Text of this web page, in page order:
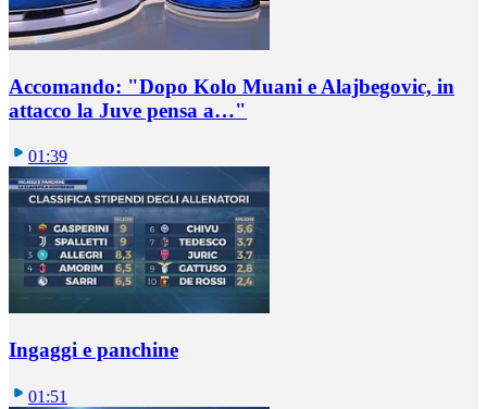
Accomando: "Dopo Kolo Muani e Alajbegovic, in
attacco la Juve pensa a…"
01:39
Ingaggi e panchine
01:51